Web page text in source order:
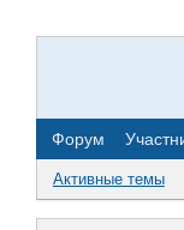
Форум
Активные темы